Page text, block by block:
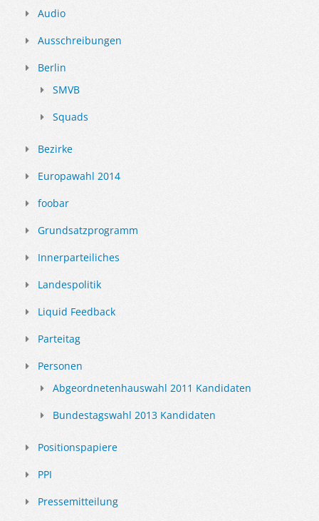
Audio
Ausschreibungen
Berlin
SMVB
Squads
Bezirke
Europawahl 2014
foobar
Grundsatzprogramm
Innerparteiliches
Landespolitik
Liquid Feedback
Parteitag
Personen
Abgeordnetenhauswahl 2011 Kandidaten
Bundestagswahl 2013 Kandidaten
Positionspapiere
PPI
Pressemitteilung